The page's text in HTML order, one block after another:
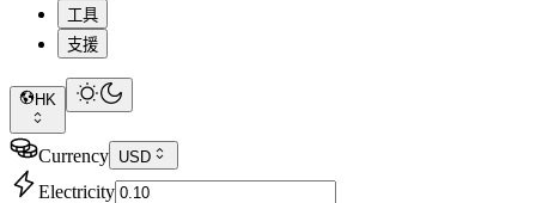
工具
支援
HK
Currency USD
Electricity